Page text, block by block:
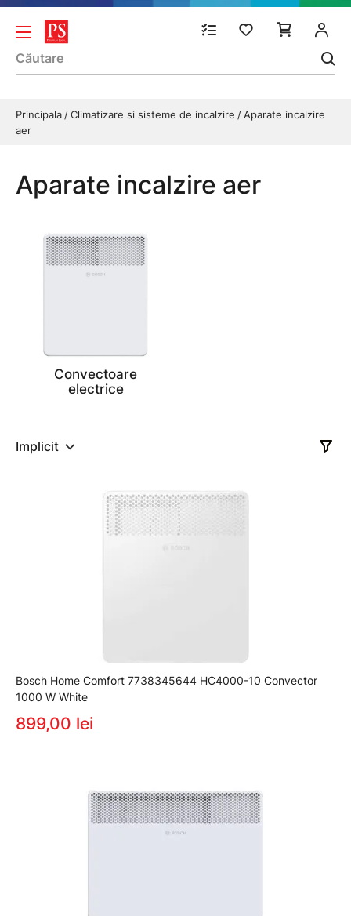
Principala Climatizare si sisteme de incalzire
Aparate incalzire
aer
Aparate incalzire aer
Convectoare
electrice
Implicit
Bosch Home Comfort 7738345644 HC4000-10 Convector
1000 W White
899,00 lei